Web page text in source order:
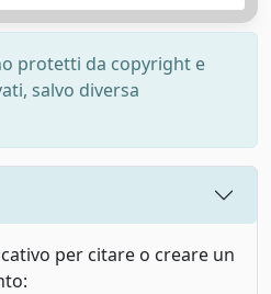
protetti da copyright e
salvo diversa
per citare o creare un